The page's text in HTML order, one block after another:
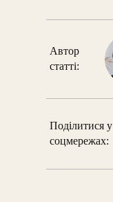
Автор
статті:
Поділитися у
соцмережах: